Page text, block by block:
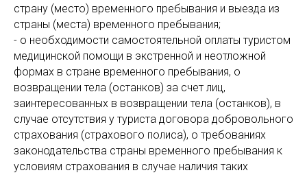
страну (место) временного пребывания и выезда из
страны (места) временного пребывания;
- о необходимости самостоятельной оплаты туристом
медицинской помощи в экстренной и неотложной
формах в стране временного пребывания, о
возвращении тела (останков) за счет лиц,
заинтересованных в возвращении тела (останков), в
случае отсутствия у туриста договора добровольного
страхования (страхового полиса), о требованиях
законодательства страны временного пребывания к
условиям страхования в случае наличия таких